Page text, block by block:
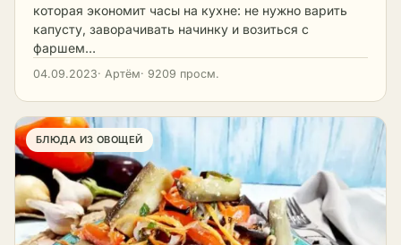
которая экономит часы на кухне: не нужно варить
капусту, заворачивать начинку и возиться с
фаршем…
04.09.2023· Артём· 9209 просм.
БЛЮДА ИЗ ОВОЩЕЙ